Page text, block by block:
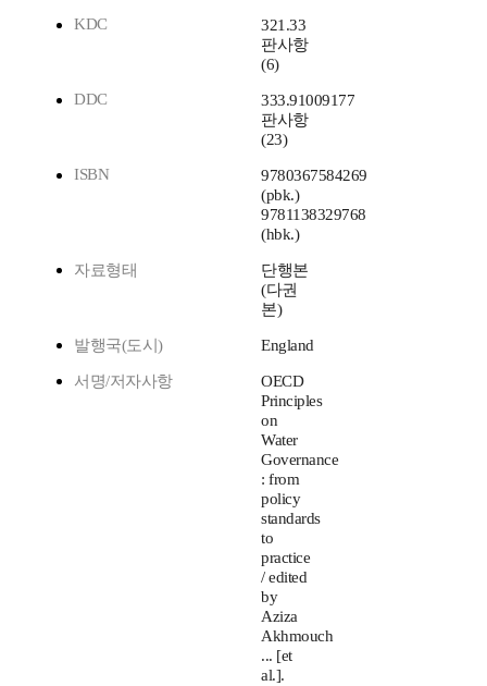
KDC
321.33
판사항
(6)
DDC
333.91009177
판사항
(23)
ISBN
9780367584269
(pbk.)
9781138329768
(hbk.)
자료형태
단행본
(다권
본)
발행국(도시) England
서명/저자사항
OECD
Principles
on
Water
Governance
: from
policy
standards
to
practice
/ edited
by
Aziza
Akhmouch
... [et
al.].